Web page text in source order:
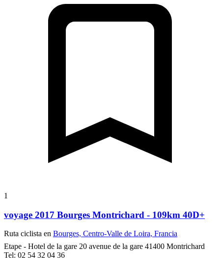
1
voyage 2017 Bourges Montrichard - 109km 40D+
Ruta ciclista en Bourges, Centro-Valle de Loira, Francia
Etape - Hotel de la gare 20 avenue de la gare 41400 Montrichard
Tel: 02 54 32 04 36